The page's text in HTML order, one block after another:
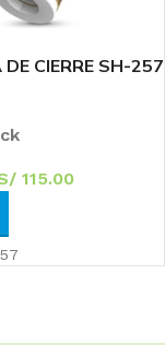
CIERRE SH-257
115.00
CARRITO